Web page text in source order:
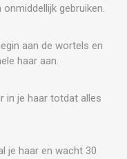
gebruiken.
aan de wortels en
haar aan.
in je haar totdat alles
je haar en wacht 30